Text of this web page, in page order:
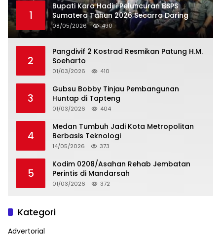
1
Bupati Karo Hadiri Peluncuran BSPS
Sumatera Tahun 2026 Secarra Daring
08/05/2026 490
2
Pangdivif 2 Kostrad Resmikan Patung H.M.
Soeharto
01/03/2026 410
3
Gubsu Bobby Tinjau Pembangunan
Huntap di Tapteng
01/03/2026 404
4
Medan Tumbuh Jadi Kota Metropolitan
Berbasis Teknologi
14/05/2026 373
5
Kodim 0208/Asahan Rehab Jembatan
Perintis di Mandarsah
01/03/2026 372
Kategori
Advertorial